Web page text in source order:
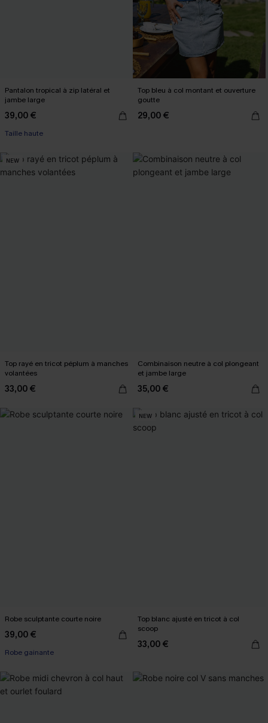
Pantalon tropical à zip latéral et
jambe large
39,00 €
Taille haute
Top bleu à col montant et ouverture
goutte
29,00 €
NEW
Top rayé en tricot péplum à manches
volantées
33,00 €
Combinaison neutre à col plongeant
et jambe large
35,00 €
Robe sculptante courte noire
39,00 €
Robe gainante
NEW
Top blanc ajusté en tricot à col
scoop
33,00 €